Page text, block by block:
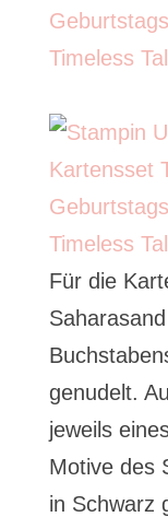
Für die
genudelt.
jeweils
Motive des
in Schwarz